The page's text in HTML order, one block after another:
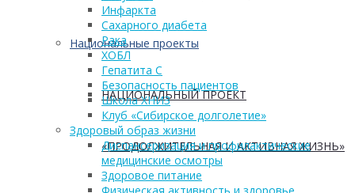
Национальные проекты
НАЦИОНАЛЬНЫЙ ПРОЕКТ
«ПРОДОЛЖИТЕЛЬНАЯ И АКТИВНАЯ ЖИЗНЬ»
Инфаркта
Сахарного диабета
Рака
ХОБЛ
Гепатита С
Безопасность пациентов
Школа ХНИЗ
Клуб «Сибирское долголетие»
Здоровый образ жизни
Диспансеризация и профилактические
медицинские осмотры
Здоровое питание